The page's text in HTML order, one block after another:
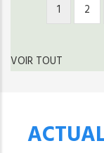
PAGINATION
Page
courante
1 Page
2
VOIR TOUT